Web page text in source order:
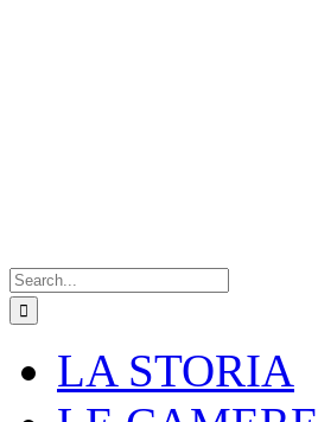
for:
LA STORIA